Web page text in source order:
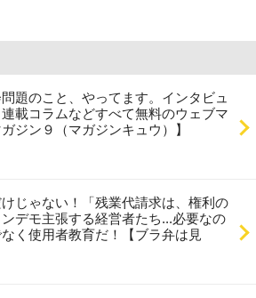
題のこと、やってます。インタビュ
載コラムなどすべて無料のウェブマ
ジン９（マガジンキュウ）】
じゃない！「残業代請求は、権利の
デモ主張する経営者たち...必要なの
く使用者教育だ！【ブラ弁は見